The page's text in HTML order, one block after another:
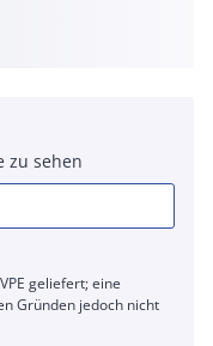
zu sehen
geliefert; eine
Gründen jedoch nicht